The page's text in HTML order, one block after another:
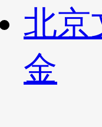
北京
金